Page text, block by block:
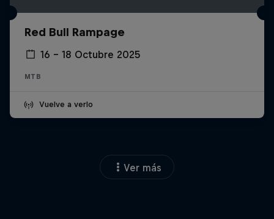
Red Bull Rampage
16 – 18 Octubre 2025
MTB
Vuelve a verlo
Ver más